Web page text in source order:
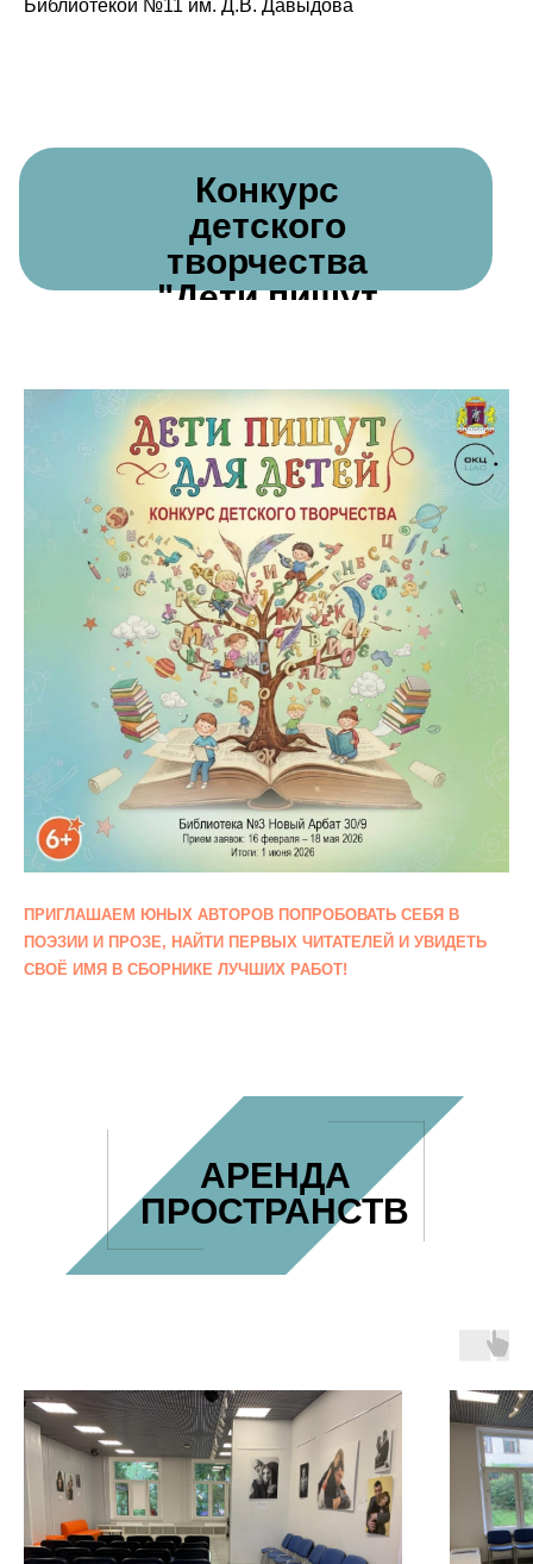
Библиотекой №11 им. Д.В. Давыдова
Конкурс
детского
творчества
"Дети пишут
ПРИГЛАШАЕМ ЮНЫХ АВТОРОВ ПОПРОБОВАТЬ СЕБЯ В
ПОЭЗИИ И ПРОЗЕ, НАЙТИ ПЕРВЫХ ЧИТАТЕЛЕЙ И УВИДЕТЬ
СВОЁ ИМЯ В СБОРНИКЕ ЛУЧШИХ РАБОТ!
АРЕНДА
ПРОСТРАНСТВ